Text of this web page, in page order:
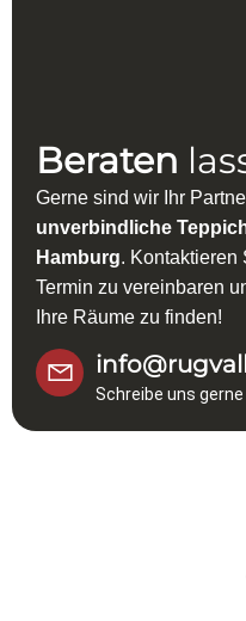
Beraten
Gerne sind wir Ihr
unverbindliche
Hamburg. Kontaktieren
Termin zu vereinbaren
Ihre Räume zu finden!
Schreibe uns gerne